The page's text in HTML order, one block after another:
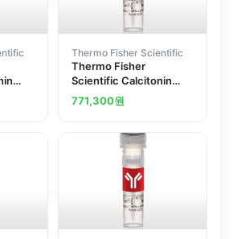
Thermo Fisher Scientific
Thermo Fisher
Scientific Calcitonin
Polyclonal Antibody
771,300원